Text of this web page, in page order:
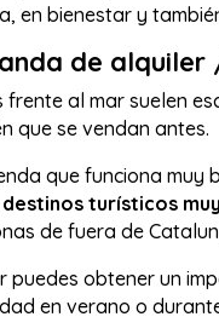
en bienestar y
de
frente al mar suelen
que se vendan antes.
que funciona
turísticos
de fuera de
puedes obtener un
en verano o